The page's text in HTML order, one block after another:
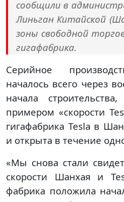
сообщили в
Линьган Китайской
зоны свободной
гигафабрика.
Серийное
началось всего через
начала
примером «скорости
гигафабрика Tesla в
и открыта в течение
«Мы снова стали
скорости Шанхая и
фабрика положила